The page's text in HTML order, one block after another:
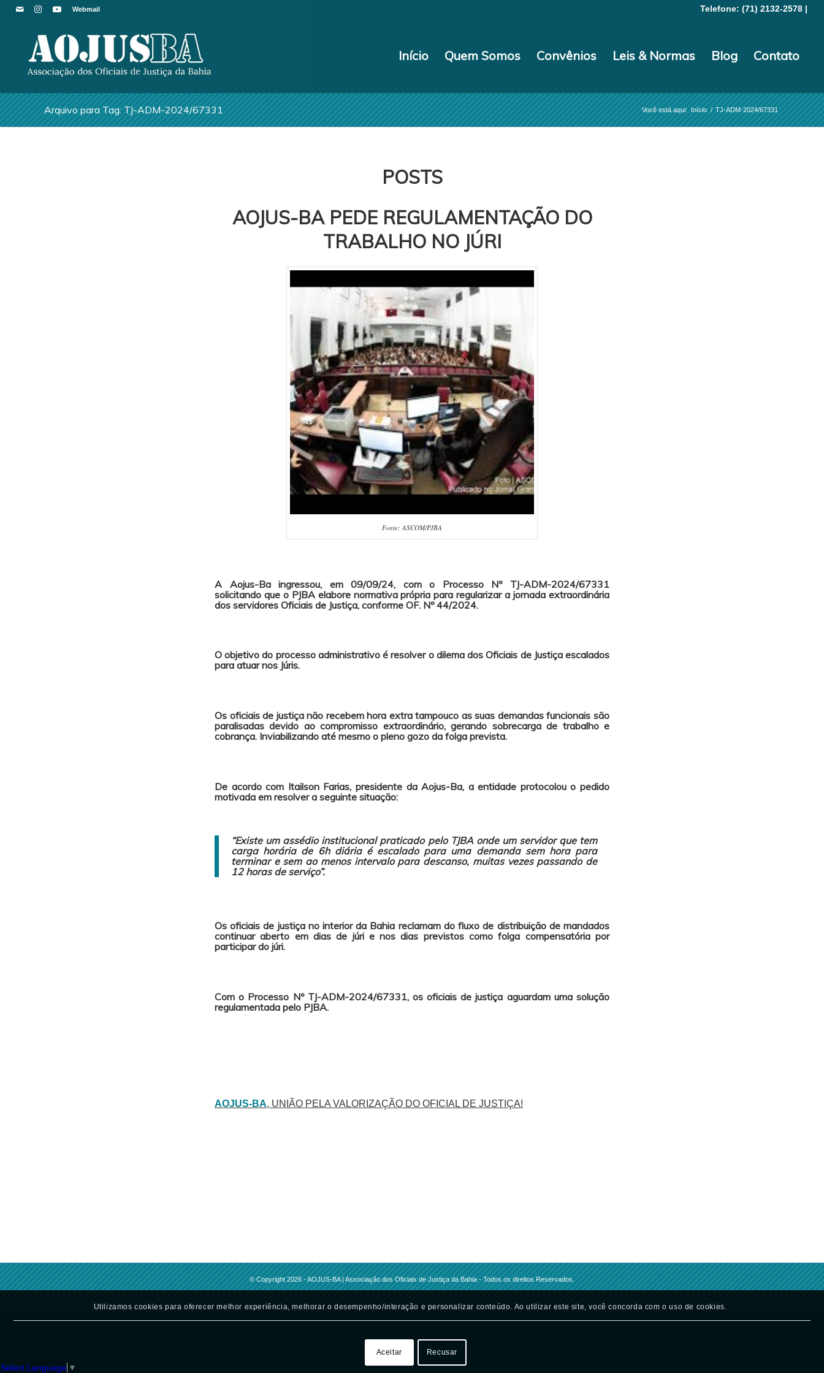
Webmail Telefone: (71) 2132-2578 |
Início Quem Somos Convênios Leis & Normas Blog Contato
Arquivo para Tag: TJ-ADM-2024/67331 Você está aqui: Início / TJ-ADM-2024/67331
POSTS
AOJUS-BA PEDE REGULAMENTAÇÃO DO
TRABALHO NO JÚRI
Fonte: ASCOM/PJBA
A Aojus-Ba ingressou, em 09/09/24, com o Processo Nº TJ-ADM-2024/67331
solicitando que o PJBA elabore normativa própria para regularizar a jornada extraordinária
dos servidores Oficiais de Justiça, conforme OF. Nº 44/2024.
O objetivo do processo administrativo é resolver o dilema dos Oficiais de Justiça escalados
para atuar nos Júris.
Os oficiais de justiça não recebem hora extra tampouco as suas demandas funcionais são
paralisadas devido ao compromisso extraordinário, gerando sobrecarga de trabalho e
cobrança. Inviabilizando até mesmo o pleno gozo da folga prevista.
De acordo com Itailson Farias, presidente da Aojus-Ba, a entidade protocolou o pedido
motivada em resolver a seguinte situação:
“Existe um assédio institucional praticado pelo TJBA onde um servidor que tem
carga horária de 6h diária é escalado para uma demanda sem hora para
terminar e sem ao menos intervalo para descanso, muitas vezes passando de
12 horas de serviço”.
Os oficiais de justiça no interior da Bahia reclamam do fluxo de distribuição de mandados
continuar aberto em dias de júri e nos dias previstos como folga compensatória por
participar do júri.
Com o Processo Nº TJ-ADM-2024/67331, os oficiais de justiça aguardam uma solução
regulamentada pelo PJBA.
AOJUS-BA, UNIÃO PELA VALORIZAÇÃO DO OFICIAL DE JUSTIÇA!
© Copyright 2026 - AOJUS-BA | Associação dos Oficiais de Justiça da Bahia - Todos os direitos Reservados.
Utilizamos cookies para oferecer melhor experiência, melhorar o desempenho/interação e personalizar conteúdo. Ao utilizar este site, você concorda com o uso de cookies.
Aceitar Recusar
Select Language ▼